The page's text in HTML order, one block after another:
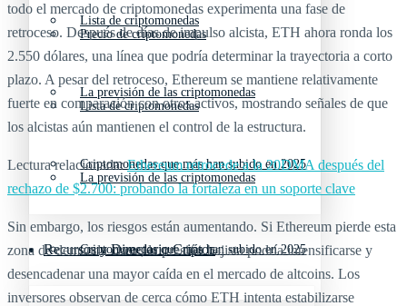
Lista de criptomonedas
La previsión de las criptomonedas
Criptomonedas que más han subido en 2025
Recursos y Directorio Cripto
Precio de criptomonedas
Lista de criptomonedas
La previsión de las criptomonedas
Criptomonedas que más han subido en 2025
todo el mercado de criptomonedas experimenta una fase de
retroceso. Después de días de impulso alcista, ETH ahora ronda los
2.550 dólares, una línea que podría determinar la trayectoria a corto
plazo. A pesar del retroceso, Ethereum se mantiene relativamente
fuerte en comparación con otros activos, mostrando señales de que
los alcistas aún mantienen el control de la estructura.
Lectura relacionada:Ethereum retrocede a la 20DMA después del
rechazo de $2.700: probando la fortaleza en un soporte clave
Sin embargo, los riesgos están aumentando. Si Ethereum pierde esta
zona de demanda clave, la presión bajista podría intensificarse y
desencadenar una mayor caída en el mercado de altcoins. Los
inversores observan de cerca cómo ETH intenta estabilizarse